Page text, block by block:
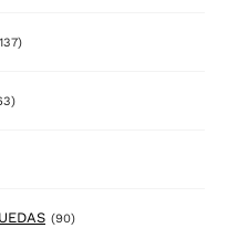
137 products
63 products
products
(90)90 products